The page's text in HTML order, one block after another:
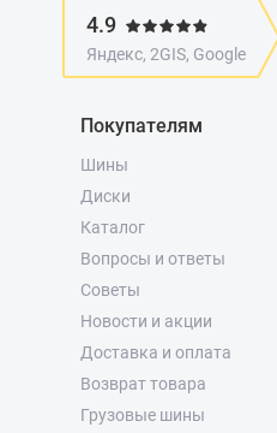
4.9
Яндекс, 2GIS, Google
Покупателям
Шины
Диски
Каталог
Вопросы и ответы
Советы
Новости и акции
Доставка и оплата
Возврат товара
Грузовые шины